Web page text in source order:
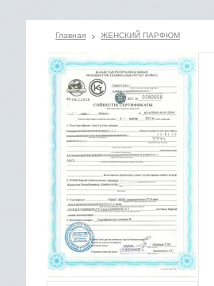
Главная ЖЕНСКИЙ ПАРФЮМ